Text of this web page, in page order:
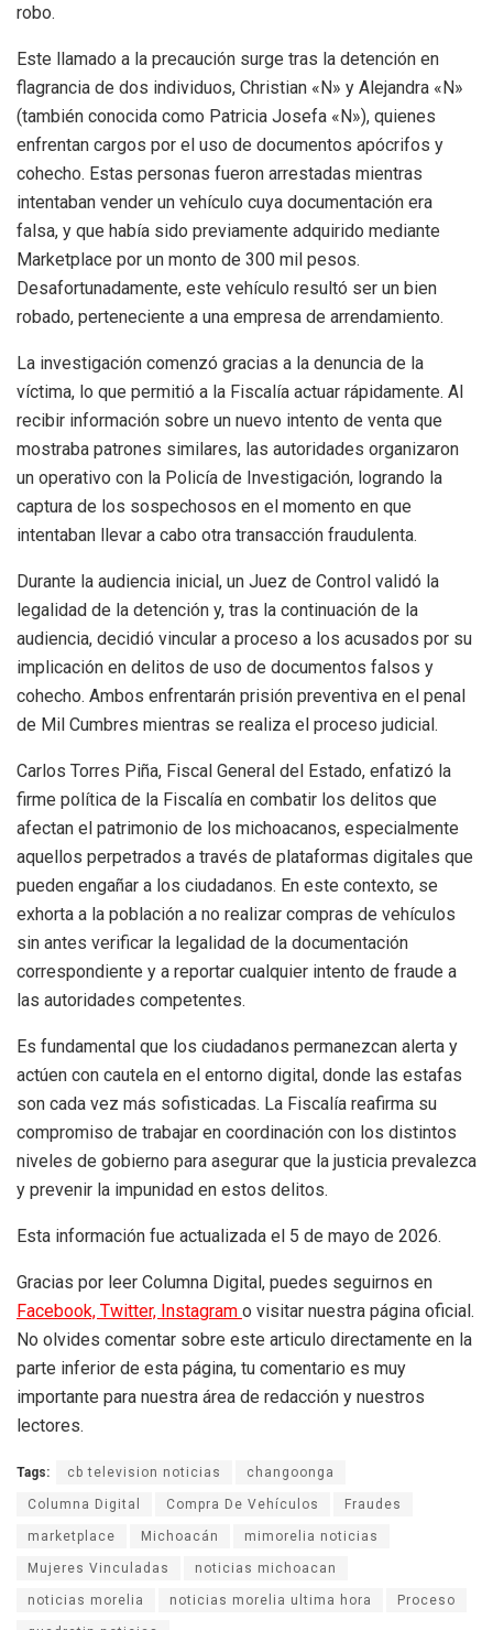
robo.
Este llamado a la precaución surge tras la detención en
flagrancia de dos individuos, Christian «N» y Alejandra «N»
(también conocida como Patricia Josefa «N»), quienes
enfrentan cargos por el uso de documentos apócrifos y
cohecho. Estas personas fueron arrestadas mientras
intentaban vender un vehículo cuya documentación era
falsa, y que había sido previamente adquirido mediante
Marketplace por un monto de 300 mil pesos.
Desafortunadamente, este vehículo resultó ser un bien
robado, perteneciente a una empresa de arrendamiento.
La investigación comenzó gracias a la denuncia de la
víctima, lo que permitió a la Fiscalía actuar rápidamente. Al
recibir información sobre un nuevo intento de venta que
mostraba patrones similares, las autoridades organizaron
un operativo con la Policía de Investigación, logrando la
captura de los sospechosos en el momento en que
intentaban llevar a cabo otra transacción fraudulenta.
Durante la audiencia inicial, un Juez de Control validó la
legalidad de la detención y, tras la continuación de la
audiencia, decidió vincular a proceso a los acusados por su
implicación en delitos de uso de documentos falsos y
cohecho. Ambos enfrentarán prisión preventiva en el penal
de Mil Cumbres mientras se realiza el proceso judicial.
Carlos Torres Piña, Fiscal General del Estado, enfatizó la
firme política de la Fiscalía en combatir los delitos que
afectan el patrimonio de los michoacanos, especialmente
aquellos perpetrados a través de plataformas digitales que
pueden engañar a los ciudadanos. En este contexto, se
exhorta a la población a no realizar compras de vehículos
sin antes verificar la legalidad de la documentación
correspondiente y a reportar cualquier intento de fraude a
las autoridades competentes.
Es fundamental que los ciudadanos permanezcan alerta y
actúen con cautela en el entorno digital, donde las estafas
son cada vez más sofisticadas. La Fiscalía reafirma su
compromiso de trabajar en coordinación con los distintos
niveles de gobierno para asegurar que la justicia prevalezca
y prevenir la impunidad en estos delitos.
Esta información fue actualizada el 5 de mayo de 2026.
Gracias por leer Columna Digital, puedes seguirnos en
Facebook, Twitter, Instagram o visitar nuestra página oficial.
No olvides comentar sobre este articulo directamente en la
parte inferior de esta página, tu comentario es muy
importante para nuestra área de redacción y nuestros
lectores.
Tags: cb television noticias changoonga
Columna Digital Compra De Vehículos Fraudes
marketplace Michoacán mimorelia noticias
Mujeres Vinculadas noticias michoacan
noticias morelia noticias morelia ultima hora Proceso